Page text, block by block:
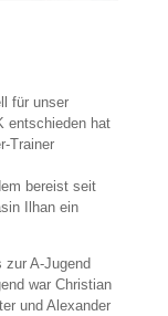
für unser
entschieden hat
Trainer
bereist seit
Ilhan ein
zur A-Jugend
war Christian
und Alexander